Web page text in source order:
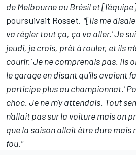
de Melbourne au Brésil et
poursuivait Rosset. "[Ils me
va régler tout ça, ça va aller.' Je
jeudi, je crois, prêt à rouler, et ils
courir.' Je ne comprenais pas. Ils
le garage en disant qu'ils avaient
participe plus au championnat.'
choc. Je ne m'y attendais. Tout
n'allait pas sur la voiture mais on
que la saison allait être dure mais
fou."